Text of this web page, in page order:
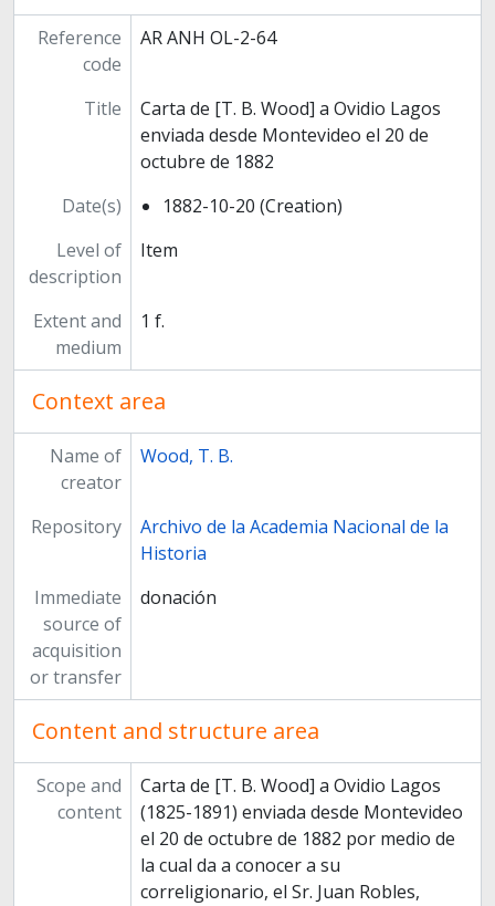
Reference
code
AR ANH OL-2-64
Title
Carta de [T. B. Wood] a Ovidio Lagos
enviada desde Montevideo el 20 de
octubre de 1882
Date(s)
1882-10-20 (Creation)
Level of
description
Item
Extent and
medium
1 f.
Context area
Name of
creator
Wood, T. B.
Repository
Archivo de la Academia Nacional de la
Historia
Immediate
source of
acquisition
or transfer
donación
Content and structure area
Scope and
content
Carta de [T. B. Wood] a Ovidio Lagos
(1825-1891) enviada desde Montevideo
el 20 de octubre de 1882 por medio de
la cual da a conocer a su
correligionario, el Sr. Juan Robles,